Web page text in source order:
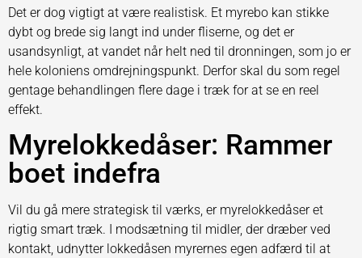
Det er dog vigtigt at være realistisk. Et myrebo kan stikke
dybt og brede sig langt ind under fliserne, og det er
usandsynligt, at vandet når helt ned til dronningen, som jo er
hele koloniens omdrejningspunkt. Derfor skal du som regel
gentage behandlingen flere dage i træk for at se en reel
effekt.
Myrelokkedåser: Rammer
boet indefra
Vil du gå mere strategisk til værks, er myrelokkedåser et
rigtig smart træk. I modsætning til midler, der dræber ved
kontakt, udnytter lokkedåsen myrernes egen adfærd til at